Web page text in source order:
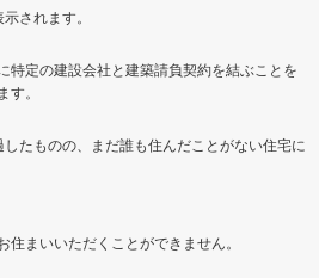
されます。
特定の建設会社と建築請負契約を結ぶことを
。
たものの、まだ誰も住んだことがない住宅に
まいいただくことができません。